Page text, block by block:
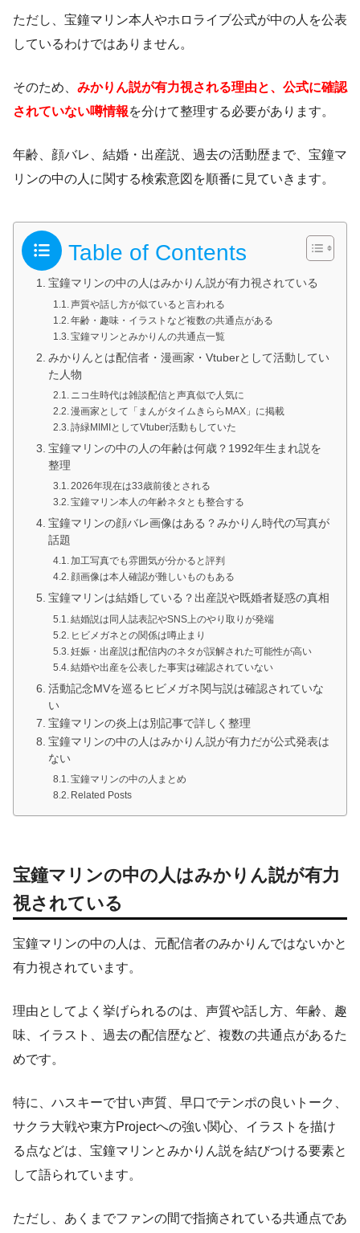
ただし、宝鐘マリン本人やホロライブ公式が中の人を公表
しているわけではありません。
そのため、 みかりん説が有力視される理由と、公式に確認
されていない噂情報を分けて整理する必要があります。
年齢、顔バレ、結婚・出産説、過去の活動歴まで、宝鐘マ
リンの中の人に関する検索意図を順番に見ていきます。
Table of Contents
宝鐘マリンの中の人はみかりん説が有力視されている
声質や話し方が似ていると言われる
年齢・趣味・イラストなど複数の共通点がある
宝鐘マリンとみかりんの共通点一覧
みかりんとは配信者・漫画家・Vtuberとして活動してい
た人物
ニコ生時代は雑談配信と声真似で人気に
漫画家として「まんがタイムきららMAX」に掲載
詩緑MIMIとしてVtuber活動もしていた
宝鐘マリンの中の人の年齢は何歳？1992年生まれ説を
整理
2026年現在は33歳前後とされる
宝鐘マリン本人の年齢ネタとも整合する
宝鐘マリンの顔バレ画像はある？みかりん時代の写真が
話題
加工写真でも雰囲気が分かると評判
顔画像は本人確認が難しいものもある
宝鐘マリンは結婚している？出産説や既婚者疑惑の真相
結婚説は同人誌表記やSNS上のやり取りが発端
ヒビメガネとの関係は噂止まり
妊娠・出産説は配信内のネタが誤解された可能性が高い
結婚や出産を公表した事実は確認されていない
活動記念MVを巡るヒビメガネ関与説は確認されていな
い
宝鐘マリンの炎上は別記事で詳しく整理
宝鐘マリンの中の人はみかりん説が有力だが公式発表は
ない
宝鐘マリンの中の人まとめ
Related Posts
宝鐘マリンの中の人はみかりん説が有力
視されている
宝鐘マリンの中の人は、元配信者のみかりんではないかと
有力視されています。
理由としてよく挙げられるのは、声質や話し方、年齢、趣
味、イラスト、過去の配信歴など、複数の共通点があるた
めです。
特に、ハスキーで甘い声質、早口でテンポの良いトーク、
サクラ大戦や東方Projectへの強い関心、イラストを描け
る点などは、宝鐘マリンとみかりん説を結びつける要素と
して語られています。
ただし、あくまでファンの間で指摘されている共通点であ